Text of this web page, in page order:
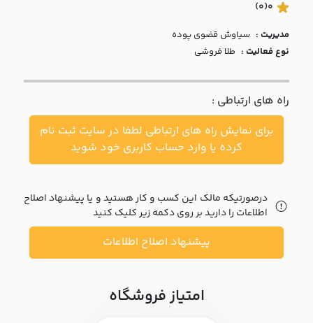
با ما
مقالات
اخبار
پرسش
متداول
خواست
0
(0)
مدیریت : سياوش قضوي پوده
نوع فعالیت : طلا فروشی
راه های ارتباطی :
برای نمایش راه های ارتباطی لطفا در سایت ثبت نام
کرده یا وارد حساب کاربری خود شوید
درصورتیکه مالک این کسب و کار هستید و یا پیشنهاد اصلاح
اطلاعات را دارید بر روی دکمه زیر کلیک کنید
پیشنهاد اصلاح اطلاعات
امتیاز فروشگاه